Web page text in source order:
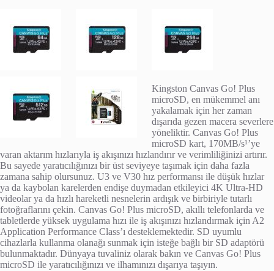
Kingston Canvas Go! Plus
microSD, en mükemmel anı
yakalamak için her zaman
dışarıda gezen macera severlere
yöneliktir. Canvas Go! Plus
microSD kart, 170MB/s¹’ye
varan aktarım hızlarıyla iş akışınızı hızlandırır ve verimliliğinizi artırır.
Bu sayede yaratıcılığınızı bir üst seviyeye taşımak için daha fazla
zamana sahip olursunuz. U3 ve V30 hız performansı ile düşük hızlar
ya da kaybolan karelerden endişe duymadan etkileyici 4K Ultra-HD
videolar ya da hızlı hareketli nesnelerin ardışık ve birbiriyle tutarlı
fotoğraflarını çekin. Canvas Go! Plus microSD, akıllı telefonlarda ve
tabletlerde yüksek uygulama hızı ile iş akışınızı hızlandırmak için A2
Application Performance Class’ı desteklemektedir. SD uyumlu
cihazlarla kullanma olanağı sunmak için isteğe bağlı bir SD adaptörü
bulunmaktadır. Dünyaya tuvaliniz olarak bakın ve Canvas Go! Plus
microSD ile yaratıcılığınızı ve ilhamınızı dışarıya taşıyın.